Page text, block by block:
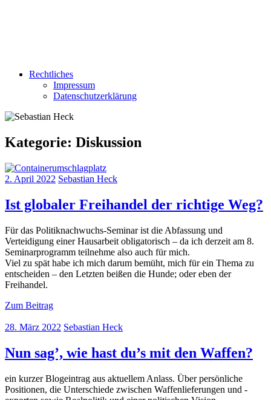
Rechtliches
Impressum
Datenschutzerklärung
Kategorie: Diskussion
2. April 2022 Sebastian Heck
Ist globaler Freihandel der richtige Weg?
Für das Politiknachwuchs-Seminar ist die Abfassung und
Verteidigung einer Hausarbeit obligatorisch – da ich derzeit am 8.
Seminarprogramm teilnehme also auch für mich.
Viel zu spät habe ich mich darum bemüht, mich für ein Thema zu
entscheiden – den Letzten beißen die Hunde; oder eben der
Freihandel.
Zum Beitrag
28. März 2022 Sebastian Heck
Nun sag’, wie hast du’s mit den Waffen?
ein kurzer Blogeintrag aus aktuellem Anlass. Über persönliche
Positionen, die Unterschiede zwischen Waffenlieferungen und -